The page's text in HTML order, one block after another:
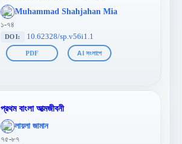
';
};">
Muhammad Shahjahan Mia
১-৭৪
DOI: 10.62328/sp.v56i1.1
PDF AI সংলাপে
প্রথম বাংলা আত্মজীবনী
';
};">
লায়লা জামান
৭৫-৮৭